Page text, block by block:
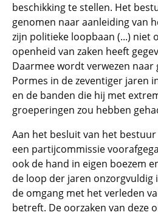
beschikking te stellen. Het
genomen naar aanleiding van
zijn politieke loopbaan (...) niet
openheid van zaken heeft
Daarmee wordt verwezen
Pormes in de zeventiger jaren
en de banden die hij met
groeperingen zou hebben
Aan het besluit van het
een partijcommissie
ook de hand in eigen boezem
de loop der jaren onzorgvuldig
de omgang met het verleden
betreft. De oorzaken van deze